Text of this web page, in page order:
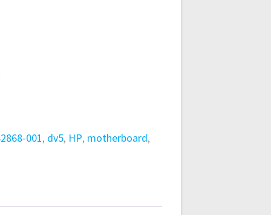
001, dv5, HP, motherboard,